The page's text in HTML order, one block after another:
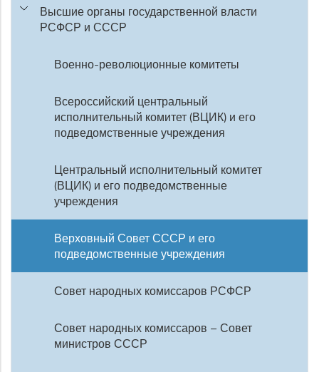
Высшие органы государственной власти
РСФСР и СССР
Военно-революционные комитеты
Всероссийский центральный
исполнительный комитет (ВЦИК) и его
подведомственные учреждения
Центральный исполнительный комитет
(ВЦИК) и его подведомственные
учреждения
Верховный Совет СССР и его
подведомственные учреждения
Совет народных комиссаров РСФСР
Совет народных комиссаров – Совет
министров СССР